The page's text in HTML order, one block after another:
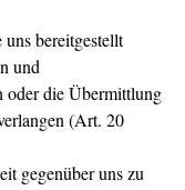
bereitgestellt
und
oder die Übermittlung
(Art. 20
gegenüber uns zu